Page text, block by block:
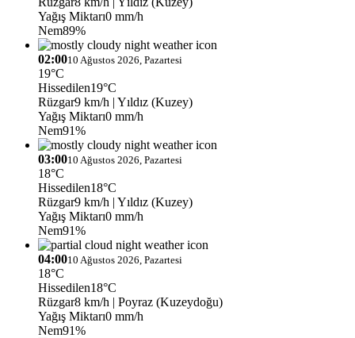
Yağış Miktarı0 mm/h
Nem89%
02:0010 Ağustos 2026, Pazartesi
19°C
Hissedilen19°C
Rüzgar9 km/h | Yıldız (Kuzey)
Yağış Miktarı0 mm/h
Nem91%
03:0010 Ağustos 2026, Pazartesi
18°C
Hissedilen18°C
Rüzgar9 km/h | Yıldız (Kuzey)
Yağış Miktarı0 mm/h
Nem91%
04:0010 Ağustos 2026, Pazartesi
18°C
Hissedilen18°C
Rüzgar8 km/h | Poyraz (Kuzeydoğu)
Yağış Miktarı0 mm/h
Nem91%